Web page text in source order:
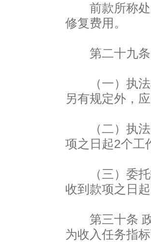
前款所称处
修复费用。
第二十九条
（一）执法
另有规定外，
（二）执法
项之日起2个工
（三）委托
收到款项之日
第三十条 政
为收入任务指